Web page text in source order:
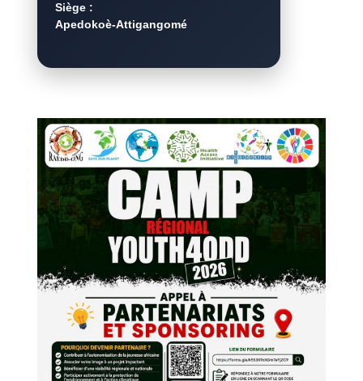
Siège :
Apedokoè-Attigangomé